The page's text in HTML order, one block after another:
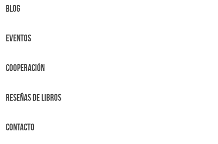
BLOG
Eventos
Cooperación
Reseñas de libros
Contacto